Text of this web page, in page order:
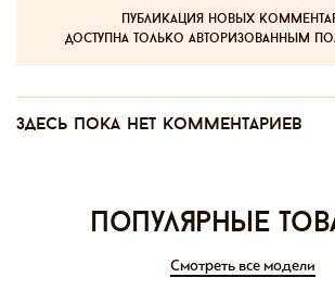
публикация новых
доступна только авторизованным
Здесь пока нет комментариев
Популярные
Смотреть все модели